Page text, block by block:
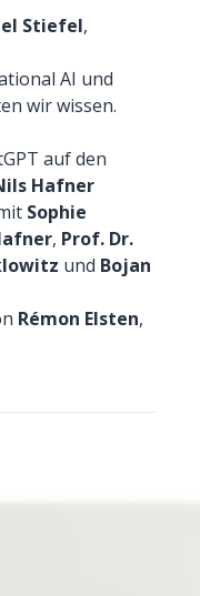
Stiefel,
AI und
wir wissen.
auf den
Hafner
Sophie
, Prof. Dr.
und Bojan
Rémon Elsten,